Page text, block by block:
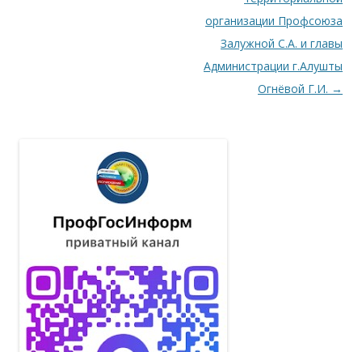
организации Профсоюза
Залужной С.А. и главы
Администрации г.Алушты
Огнёвой Г.И. →